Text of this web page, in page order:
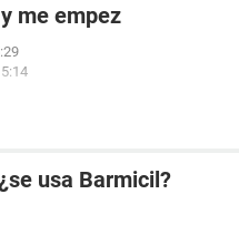
me empez
usa Barmicil?